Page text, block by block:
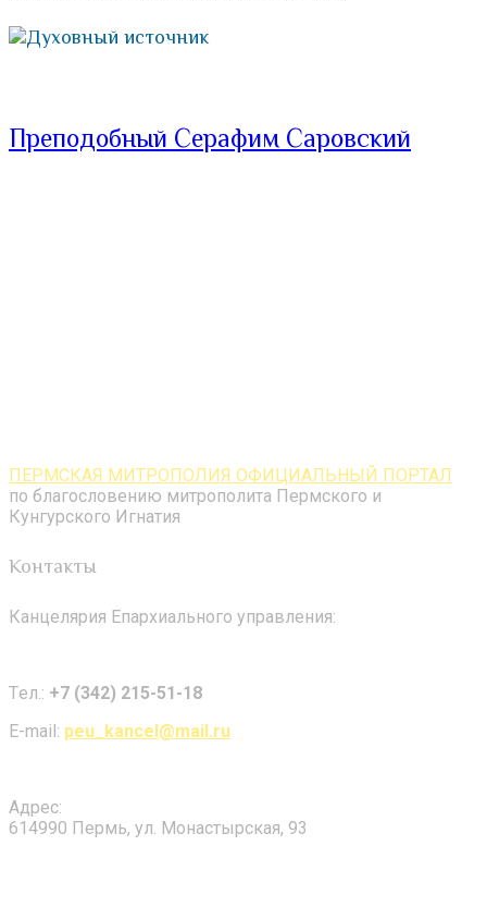
Духовный источник
Преподобный Серафим Саровский
ПЕРМСКАЯ МИТРОПОЛИЯ ОФИЦИАЛЬНЫЙ ПОРТАЛ
по благословению митрополита Пермского и
Кунгурского Игнатия
Контакты
Канцелярия Епархиального управления:
Tел.: +7 (342) 215-51-18
E-mail: peu_kancel@mail.ru
Адрес:
614990 Пермь, ул. Монастырская, 93